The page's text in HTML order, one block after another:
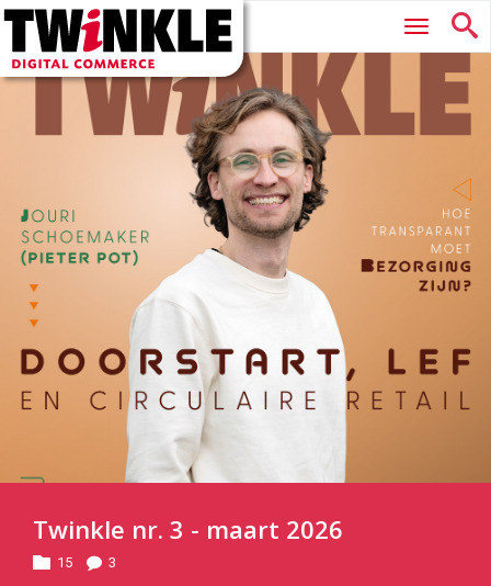
Twinkle
Digital
Commerce
Hoofdmenu
Twinkle nr. 3 - maart 2026
15 3